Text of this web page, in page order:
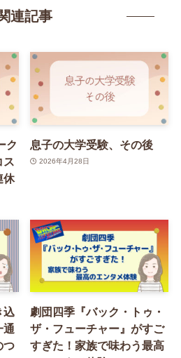
連記事
ク
ス
休
息子の大学受験、その後
2026年4月28日
込
通
つ
劇団四季『バック・トゥ・
ザ・フューチャー』がすご
すぎた！家族で味わう最高